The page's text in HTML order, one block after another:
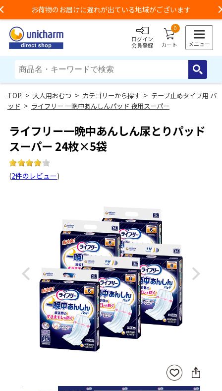
お荷物のお届けに遅れが出ている地域がございます
ログイン
会員登録
0
カート メニュー
> 大人用おむつ > カテゴリーから探す > テープ止めタイプ用 パ
ッド > ライフリー 一晩中あんしんパッド 夜用スーパー
ライフリー一晩中あんしん尿とりパッド
スーパー 24枚×5袋
(2件のレビュー)
Previous Next
お気
に入
りに
SNS
に
シ